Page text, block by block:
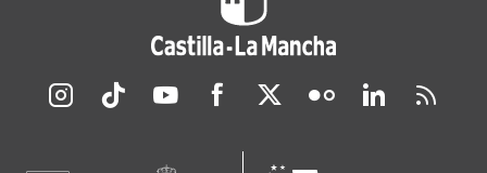
Redes sociales JCCM